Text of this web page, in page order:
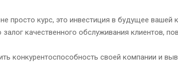
просто курс, это инвестиция в будущее
качественного обслуживания клиентов,
конкурентоспособность своей компании и